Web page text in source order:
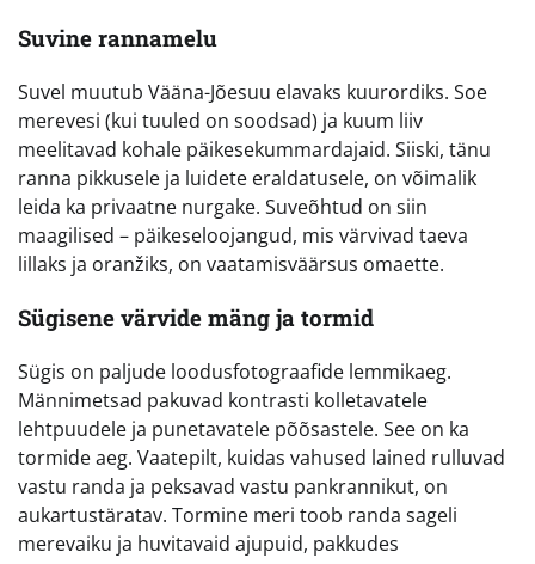
Suvine rannamelu
Suvel muutub Vääna-Jõesuu elavaks kuurordiks. Soe
merevesi (kui tuuled on soodsad) ja kuum liiv
meelitavad kohale päikesekummardajaid. Siiski, tänu
ranna pikkusele ja luidete eraldatusele, on võimalik
leida ka privaatne nurgake. Suveõhtud on siin
maagilised – päikeseloojangud, mis värvivad taeva
lillaks ja oranžiks, on vaatamisväärsus omaette.
Sügisene värvide mäng ja tormid
Sügis on paljude loodusfotograafide lemmikaeg.
Männimetsad pakuvad kontrasti kolletavatele
lehtpuudele ja punetavatele põõsastele. See on ka
tormide aeg. Vaatepilt, kuidas vahused lained rulluvad
vastu randa ja peksavad vastu pankrannikut, on
aukartustäratav. Tormine meri toob randa sageli
merevaiku ja huvitavaid ajupuid, pakkudes